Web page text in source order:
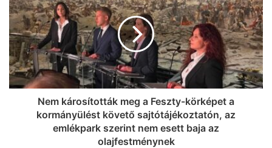
Nem károsították meg a Feszty-körképet a
kormányülést követő sajtótájékoztatón, az
emlékpark szerint nem esett baja az
olajfestménynek